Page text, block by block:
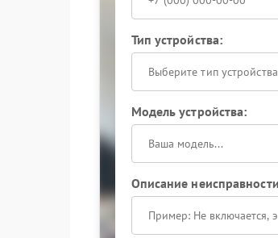
Тип устройства:
Выберите тип устройства
Модель устройства:
Описание